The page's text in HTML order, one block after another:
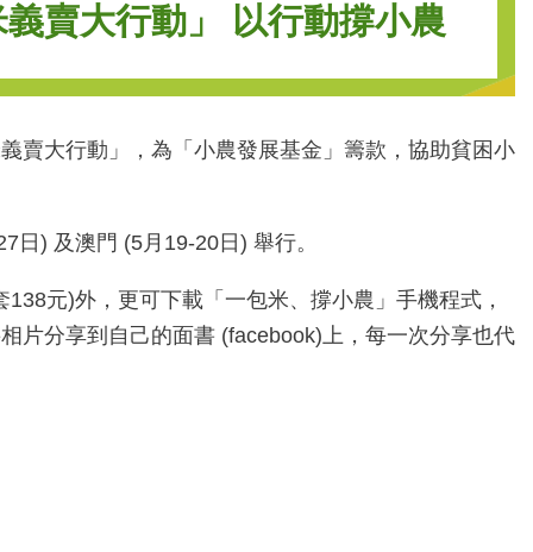
賣大行動」 以行動撐小農
賣大行動」，為「小農發展基金」籌款，協助貧困小
日) 及澳門 (5月19-20日) 舉行。
元)外，更可下載「一包米、撐小農」手機程式，
片分享到自己的面書 (facebook)上，每一次分享也代